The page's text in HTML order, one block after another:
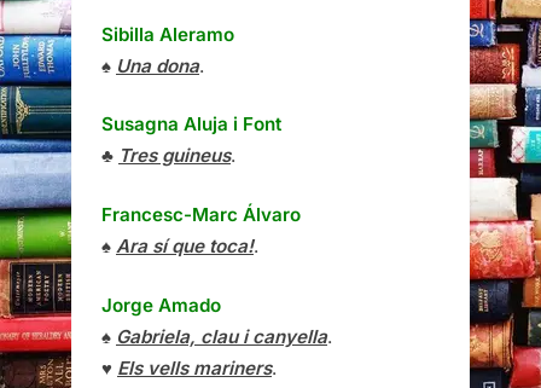
Sibilla Aleramo
♠ Una dona.
Susagna Aluja i Font
♣ Tres guineus.
Francesc-Marc Álvaro
♠ Ara sí que toca!.
Jorge Amado
♠ Gabriela, clau i canyella.
♥ Els vells mariners.